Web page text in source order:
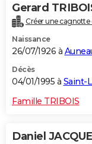
Gerard
Créer une cagnotte
Naissance
26/07/1926 à
Décès
04/01/1995 à Saint-
Famille TRIBOIS
Daniel